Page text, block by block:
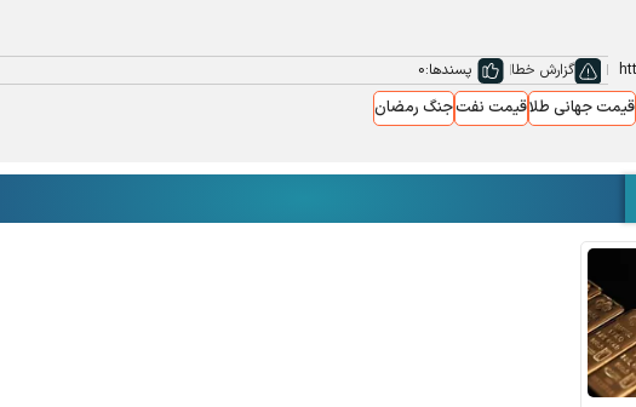
گزارش خطا پسندها:0
قیمت جهانی طلاقیمت نفتجنگ رمضان